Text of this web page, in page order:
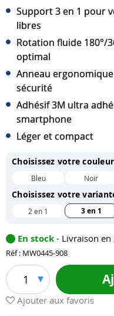
Support 3 en 1 pour
libres
Rotation fluide 180°/
optimal
Anneau
sécurité
Adhésif 3M ultra
smartphone
Léger et compact
Choisissez votre couleur
Bleu Noir
Choisissez votre
2 en 1 3 en 1
En stock - Livraison
Réf : MW0445-908
1
Ajouter aux favoris